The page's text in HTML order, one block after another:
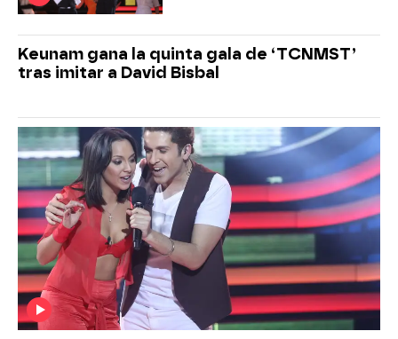
Keunam gana la quinta gala de ‘TCNMST’
tras imitar a David Bisbal